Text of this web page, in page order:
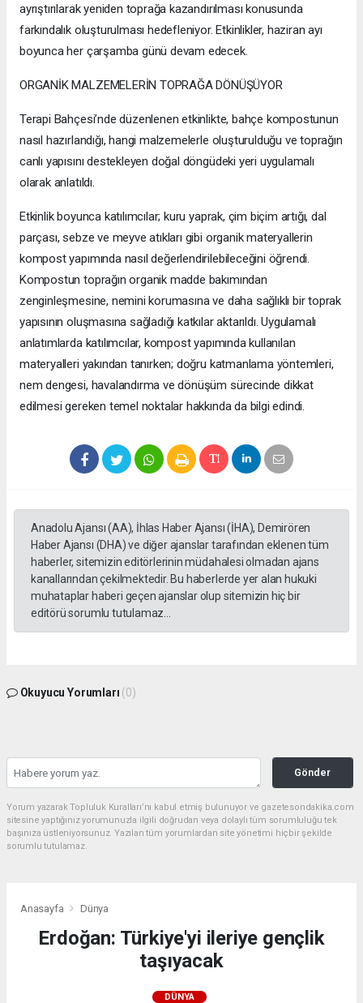
ayrıştırılarak yeniden toprağa kazandırılması konusunda
farkındalık oluşturulması hedefleniyor. Etkinlikler, haziran ayı
boyunca her çarşamba günü devam edecek.
ORGANİK MALZEMELERİN TOPRAĞA DÖNÜŞÜYOR
Terapi Bahçesi’nde düzenlenen etkinlikte, bahçe kompostunun
nasıl hazırlandığı, hangi malzemelerle oluşturulduğu ve toprağın
canlı yapısını destekleyen doğal döngüdeki yeri uygulamalı
olarak anlatıldı.
Etkinlik boyunca katılımcılar; kuru yaprak, çim biçim artığı, dal
parçası, sebze ve meyve atıkları gibi organik materyallerin
kompost yapımında nasıl değerlendirilebileceğini öğrendi.
Kompostun toprağın organik madde bakımından
zenginleşmesine, nemini korumasına ve daha sağlıklı bir toprak
yapısının oluşmasına sağladığı katkılar aktarıldı. Uygulamalı
anlatımlarda katılımcılar, kompost yapımında kullanılan
materyalleri yakından tanırken; doğru katmanlama yöntemleri,
nem dengesi, havalandırma ve dönüşüm sürecinde dikkat
edilmesi gereken temel noktalar hakkında da bilgi edindi.
Anadolu Ajansı (AA), İhlas Haber Ajansı (İHA), Demirören
Haber Ajansı (DHA) ve diğer ajanslar tarafından eklenen tüm
haberler, sitemizin editörlerinin müdahalesi olmadan ajans
kanallarından çekilmektedir. Bu haberlerde yer alan hukuki
muhataplar haberi geçen ajanslar olup sitemizin hiç bir
editörü sorumlu tutulamaz...
Okuyucu Yorumları (0)
Gönder
Yorum yazarak Topluluk Kuralları’nı kabul etmiş bulunuyor ve gazetesondakika.com
sitesine yaptığınız yorumunuzla ilgili doğrudan veya dolaylı tüm sorumluluğu tek
başınıza üstleniyorsunuz. Yazılan tüm yorumlardan site yönetimi hiçbir şekilde
sorumlu tutulamaz.
Anasayfa Dünya
Erdoğan: Türkiye'yi ileriye gençlik
taşıyacak
DÜNYA